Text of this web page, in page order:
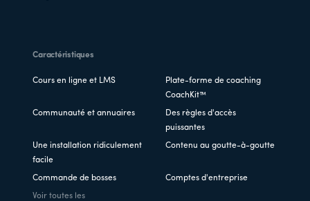
Caractéristiques
Cours en ligne et LMS
Plate-forme de coaching
CoachKit™
Communauté et annuaires
Des règles d'accès
puissantes
Une installation ridiculement
facile
Contenu au goutte-à-goutte
Commande de bosses Comptes d'entreprise
Voir toutes les